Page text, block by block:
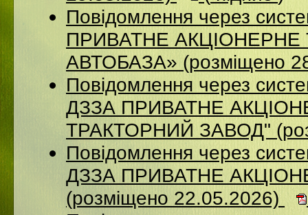
Повідомлення через
ПРИВАТНЕ
АВТОБАЗА» (розміщено
Повідомлення через
ДЗЗА ПРИВАТНЕ
ТРАКТОРНИЙ ЗАВОД"
Повідомлення через
ДЗЗА ПРИВАТНЕ
(розміщено 22.05.2026)